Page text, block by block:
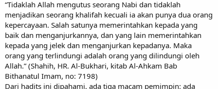
“Tidaklah Allah mengutus seorang Nabi dan tidaklah
menjadikan seorang khalifah kecuali ia akan punya dua orang
kepercayaan. Salah satunya memerintahkan kepada yang
baik dan menganjurkannya, dan yang lain memerintahkan
kepada yang jelek dan menganjurkan kepadanya. Maka
orang yang terlindungi adalah orang yang dilindungi oleh
Allah.” (Shahih, HR. Al-Bukhari, kitab Al-Ahkam Bab
Bithanatul Imam, no: 7198)
Dari hadits ini dipahami, ada tiga macam pemimpin: ada